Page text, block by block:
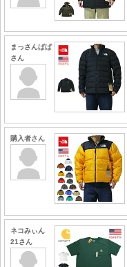
まっさんぱぱ
さん
購入者さん
ネコみぃん
21さん